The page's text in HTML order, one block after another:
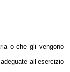
o che gli vengono
all’esercizio